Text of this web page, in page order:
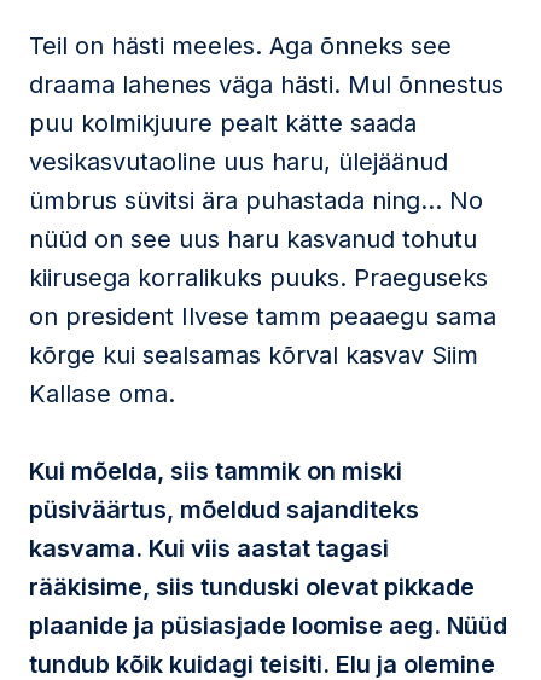
Teil on hästi meeles. Aga õnneks see
draama lahenes väga hästi. Mul õnnestus
puu kolmikjuure pealt kätte saada
vesikasvutaoline uus haru, ülejäänud
ümbrus süvitsi ära puhastada ning… No
nüüd on see uus haru kasvanud tohutu
kiirusega korralikuks puuks. Praeguseks
on president Ilvese tamm peaaegu sama
kõrge kui sealsamas kõrval kasvav Siim
Kallase oma.
Kui mõelda, siis tammik on miski
püsiväärtus, mõeldud sajanditeks
kasvama. Kui viis aastat tagasi
rääkisime, siis tunduski olevat pikkade
plaanide ja püsiasjade loomise aeg. Nüüd
tundub kõik kuidagi teisiti. Elu ja olemine